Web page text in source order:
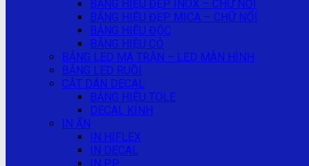
BẢNG HIỆU ĐẸP INOX – CHỮ NỔI
BẢNG HIỆU ĐẸP MICA – CHỮ NỔI
BẢNG HIỆU ĐỘC
BẢNG HIỆU CỎ
BẢNG LED MA TRẬN – LED MÀN HÌNH
BẢNG LED RUỒI
CẮT DÁN DECAL
BẢNG HIỆU TOLE
DECAL KÍNH
IN ẤN
IN HIFLEX
IN DECAL